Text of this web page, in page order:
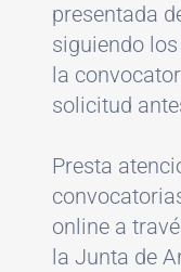
presentada
siguiendo
la
solicitud
Presta
online a
la Junta de